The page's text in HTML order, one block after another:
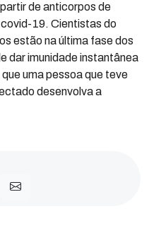
de anticorpos de
19. Cientistas do
estão na última fase dos
dar imunidade instantânea
uma pessoa que teve
desenvolva a